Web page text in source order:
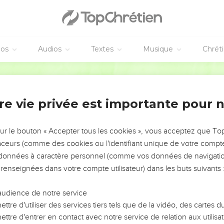
Audios Textes Musique
sont disponibles en vidéo pour le moment.
des bénédictions de ta grâce, tu as mis sur sa tête une
la lui as donnée ; tu prolonges ses jours pour toujours et à
de ton secours ; tu places sur lui éclat et splendeur.
une source de bénédictions, tu le combles de joie par ta
; grâce à la bonté du Très-Haut, il n’est pas ébranlé.
ennemis, ta main droite frappera ceux qui te détestent.
ardente, le jour où tu te montreras ; l’Eternel les
lignée de la terre et leur descendance du milieu des
vie privée est importante pour
le bouton « Accepter tous les cookies », vous acceptez que
(comme des cookies ou l'identifiant unique de votre
à caractère personnel (comme vos données de
dans votre compte utilisateur) dans les buts suivants :
de notre service
d'utiliser des services tiers tels que de la vidéo, des cartes
d'entrer en contact avec notre service de relation aux